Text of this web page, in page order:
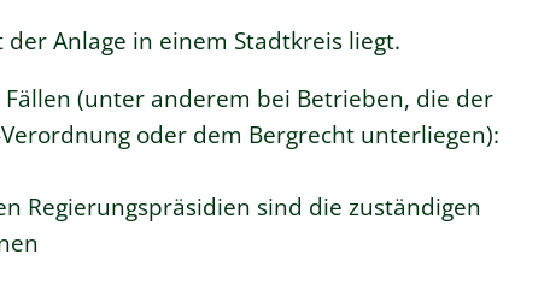
Anlage in einem Stadtkreis liegt.
(unter anderem bei Betrieben, die der
oder dem Bergrecht unterliegen):
Regierungspräsidien sind die zuständigen